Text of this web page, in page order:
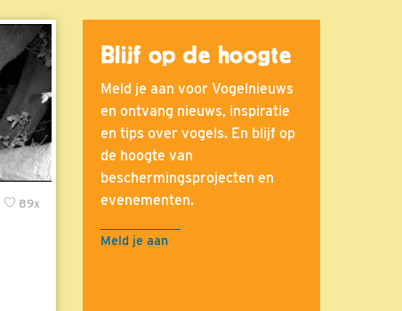
89x
Blijf op de hoogte
Meld je aan voor Vogelnieuws
en ontvang nieuws, inspiratie
en tips over vogels. En blijf op
de hoogte van
beschermingsprojecten en
evenementen.
Meld je aan